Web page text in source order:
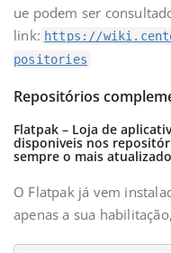
ue podem ser
link: https://
positories
Repositórios
Flatpak – Loja de
disponiveis nos
sempre o mais
O Flatpak já vem
apenas a sua